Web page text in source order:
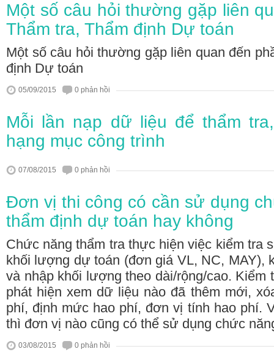
Một số câu hỏi thường gặp liên
Thẩm tra, Thẩm định Dự toán
Một số câu hỏi thường gặp liên quan đến
định Dự toán
05/09/2015 0 phản hồi
Mỗi lần nạp dữ liệu để thẩm
hạng mục công trình
07/08/2015 0 phản hồi
Đơn vị thi công có cần sử dụng
thẩm định dự toán hay không
Chức năng thẩm tra thực hiện việc kiểm tra
khối lượng dự toán (đơn giá VL, NC, MAY),
và nhập khối lượng theo dài/rộng/cao. Kiểm
phát hiện xem dữ liệu nào đã thêm mới,
phí, định mức hao phí, đơn vị tính hao phí.
thì đơn vị nào cũng có thể sử dụng chức
03/08/2015 0 phản hồi